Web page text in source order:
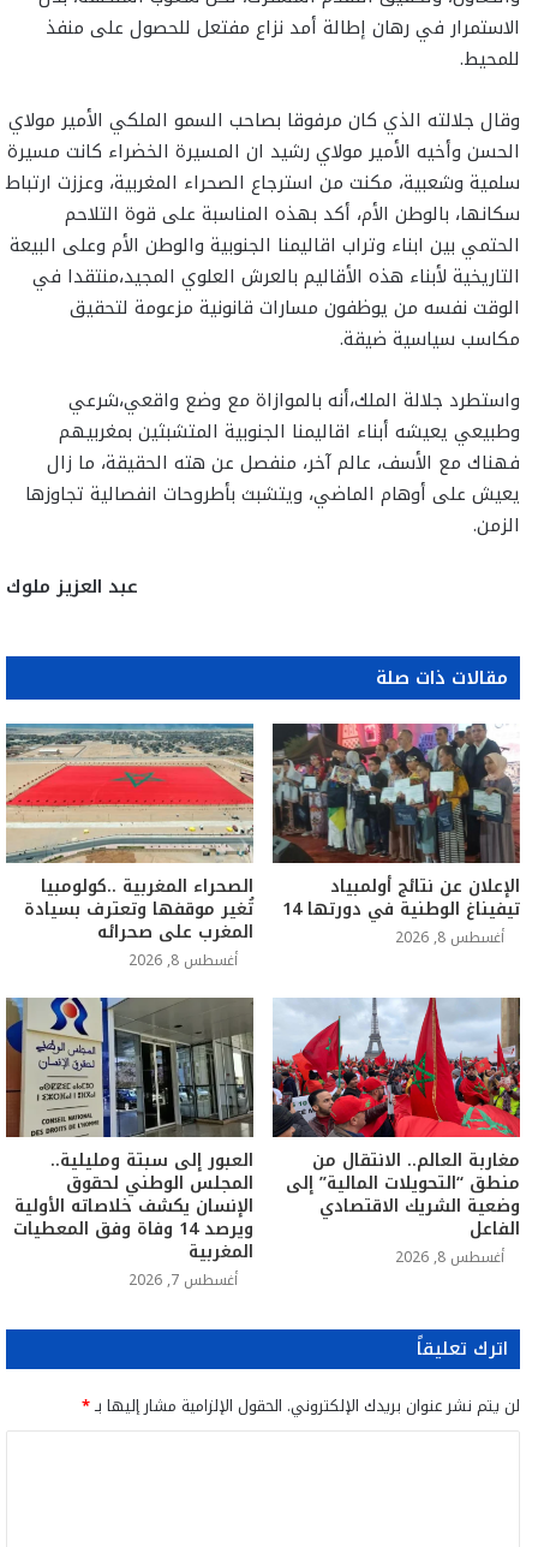
الاستمرار في رهان إطالة أمد نزاع مفتعل للحصول على منفذ
للمحيط.
وقال جلالته الذي كان مرفوقا بصاحب السمو الملكي الأمير مولاي
الحسن وأخيه الأمير مولاي رشيد ان المسيرة الخضراء كانت مسيرة
سلمية وشعبية، مكنت من استرجاع الصحراء المغربية، وعززت ارتباط
سكانها، بالوطن الأم، أكد بهذه المناسبة على قوة التلاحم
الحتمي بين ابناء وتراب اقاليمنا الجنوبية والوطن الأم وعلى البيعة
التاريخية لأبناء هذه الأقاليم بالعرش العلوي المجيد،منتقدا في
الوقت نفسه من يوظفون مسارات قانونية مزعومة لتحقيق
مكاسب سياسية ضيقة.
واستطرد جلالة الملك،أنه بالموازاة مع وضع واقعي،شرعي
وطبيعي يعيشه أبناء اقاليمنا الجنوبية المتشبثين بمغربيهم
فهناك مع الأسف، عالم آخر، منفصل عن هته الحقيقة، ما زال
يعيش على أوهام الماضي، ويتشبث بأطروحات انفصالية تجاوزها
الزمن.
عبد العزيز ملوك
مقالات ذات صلة
الإعلان عن نتائج أولمبياد
تيفيناغ الوطنية في دورتها 14
أغسطس 8, 2026
الصحراء المغربية ..كولومبيا
تُغير موقفها وتعترف بسيادة
المغرب على صحرائه
أغسطس 8, 2026
مغاربة العالم.. الانتقال من
منطق “التحويلات المالية” إلى
وضعية الشريك الاقتصادي
الفاعل
أغسطس 8, 2026
العبور إلى سبتة ومليلية..
المجلس الوطني لحقوق
الإنسان يكشف خلاصاته الأولية
ويرصد 14 وفاة وفق المعطيات
المغربية
أغسطس 7, 2026
اترك تعليقاً
لن يتم نشر عنوان بريدك الإلكتروني. الحقول الإلزامية مشار إليها بـ*